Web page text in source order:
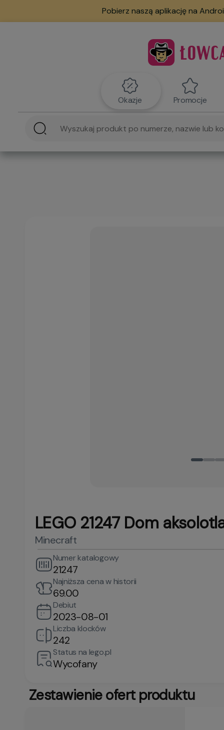
Pobierz naszą aplikację na
Okazje Promocje
LEGO 21247 Dom
Minecraft
Numer katalogowy
21247
Najniższa cena w historii
69.00
Debiut
2023-08-01
Liczba klocków
242
Status na lego.pl
Wycofany
Zestawienie ofert produktu